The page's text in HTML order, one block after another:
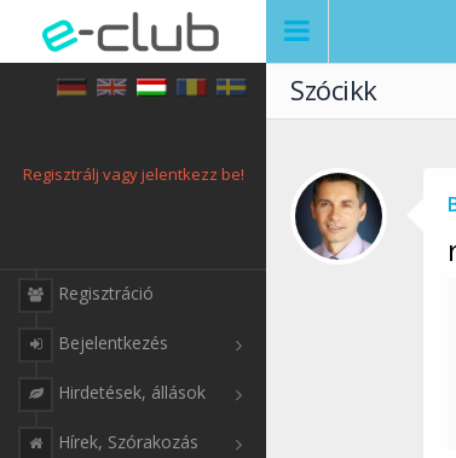
Regisztrálj vagy jelentkezz be!
Regisztráció
Bejelentkezés
Hirdetések, állások
Hírek, Szórakozás
Szócikk